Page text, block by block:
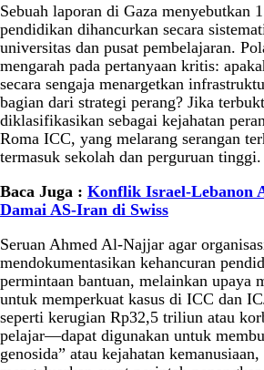
Sebuah laporan di Gaza menyebutkan
pendidikan dihancurkan secara
universitas dan pusat pembelajaran.
mengarah pada pertanyaan kritis:
secara sengaja menargetkan
bagian dari strategi perang? Jika
diklasifikasikan sebagai kejahatan
Roma ICC, yang melarang serangan
termasuk sekolah dan perguruan tinggi.
Baca Juga : Konflik Israel-Lebanon
Damai AS-Iran di Swiss
Seruan Ahmed Al-Najjar agar
mendokumentasikan kehancuran
permintaan bantuan, melainkan upaya
untuk memperkuat kasus di ICC dan
seperti kerugian Rp32,5 triliun atau
pelajar—dapat digunakan untuk
genosida” atau kejahatan